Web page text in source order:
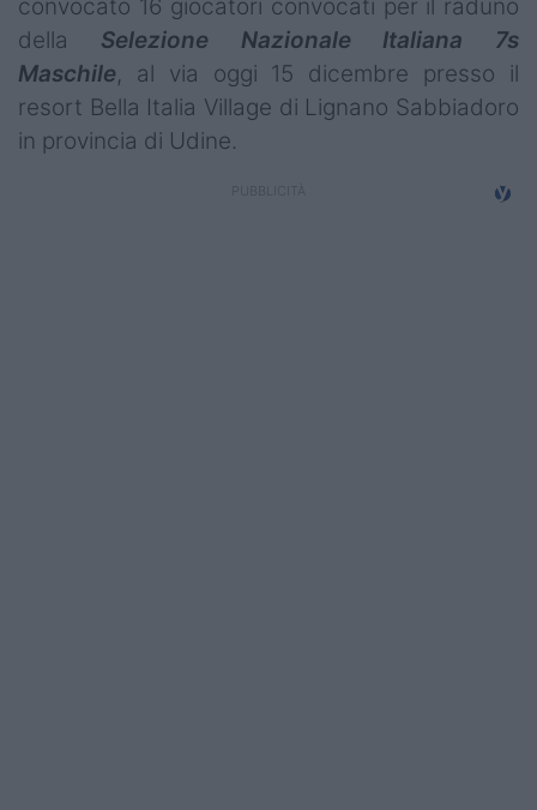
Campionati
Serie A
Serie B
convocato 16 giocatori convocati per il raduno
della Selezione Nazionale Italiana 7s
Maschile, al via oggi 15 dicembre presso il
resort Bella Italia Village di Lignano Sabbiadoro
in provincia di Udine.